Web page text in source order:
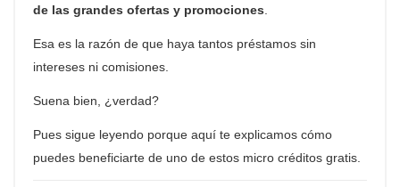
de las grandes ofertas y promociones
Esa es la razón de que haya tantos préstamos sin
intereses ni comisiones.
Suena bien, ¿verdad?
Pues sigue leyendo porque aquí te explicamos cómo
puedes beneficiarte de uno de estos micro créditos gratis.